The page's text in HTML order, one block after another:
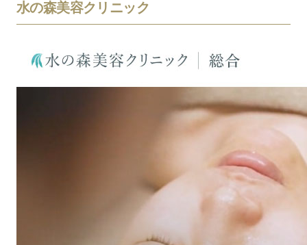
水の森美容クリニック